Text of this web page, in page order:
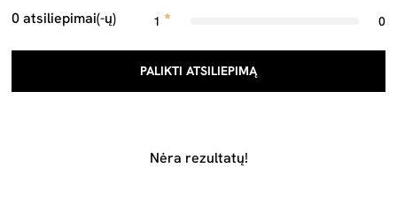
0 atsiliepimai(-ų)
1
0
PALIKTI ATSILIEPIMĄ
Nėra rezultatų!